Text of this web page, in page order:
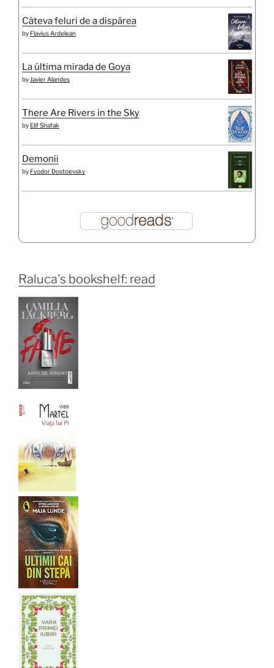
Câteva feluri de a dispărea
by Flavius Ardelean
La última mirada de Goya
by Javier Alandes
There Are Rivers in the Sky
by Elif Shafak
Demonii
by Fyodor Dostoevsky
Raluca's bookshelf: read